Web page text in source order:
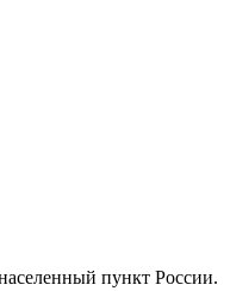
пункт России.